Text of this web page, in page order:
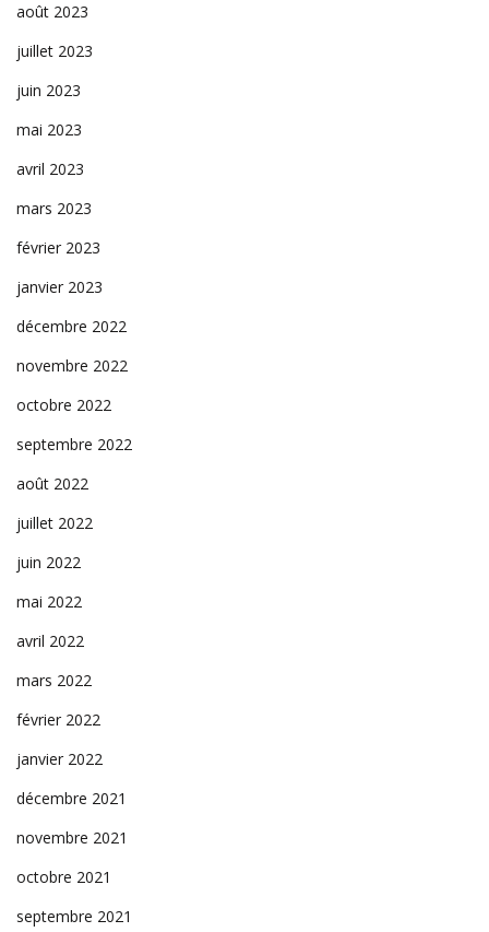
août 2023
juillet 2023
juin 2023
mai 2023
avril 2023
mars 2023
février 2023
janvier 2023
décembre 2022
novembre 2022
octobre 2022
septembre 2022
août 2022
juillet 2022
juin 2022
mai 2022
avril 2022
mars 2022
février 2022
janvier 2022
décembre 2021
novembre 2021
octobre 2021
septembre 2021